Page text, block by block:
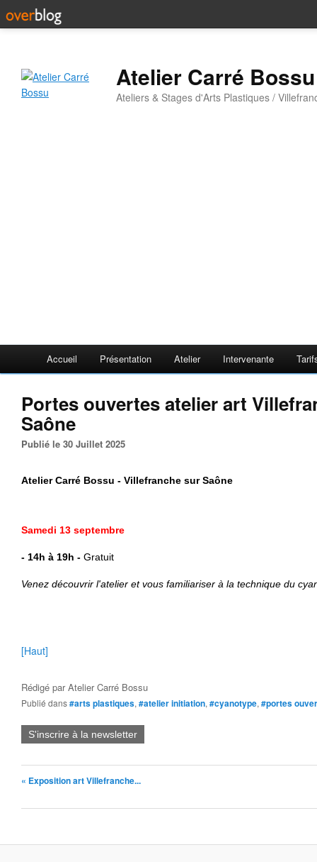
Atelier Carré Bossu
Ateliers & Stages d'Arts Plastiques /
Accueil Présentation Atelier Intervenante
Portes ouvertes atelier art
Saône
Publié le 30 Juillet 2025
Atelier Carré Bossu - Villefranche sur Saône
Samedi 13 septembre
- 14h à 19h - Gratuit
Venez découvrir l'atelier et vous familiariser à la technique du
[Haut]
Rédigé parAtelier Carré Bossu
Publié dans#arts plastiques, #atelier initiation, #cyanotype, #portes
S'inscrire à la newsletter
« Exposition art Villefranche...